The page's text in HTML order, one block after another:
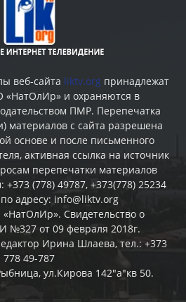
веб-сайта liktv.org принадлежат
и охраняются в
ПМР. Перепечатка
материалов c сайта разрешена
основе и после письменного
активная ссылка на источник
перепечатки материалов
(778) 49787, +373(778) 25234
адресу: info@liktv.org
Свидетельство о
№327 от 09 февраля 2018г.
Ирина Шлаева, тел.: +373
778 49-787
ул.Кирова 142"а"кв 50.